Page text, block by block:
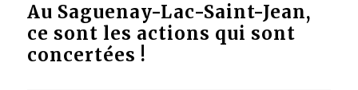
Au Saguenay-Lac-Saint-Jean,
ce sont les actions qui sont
concertées !